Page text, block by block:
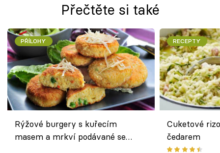
Přečtěte si také
PŘÍLOHY
Rýžové burgery s kuřecím
masem a mrkví podávané se
RECEPTY
Cuketové
čedarem